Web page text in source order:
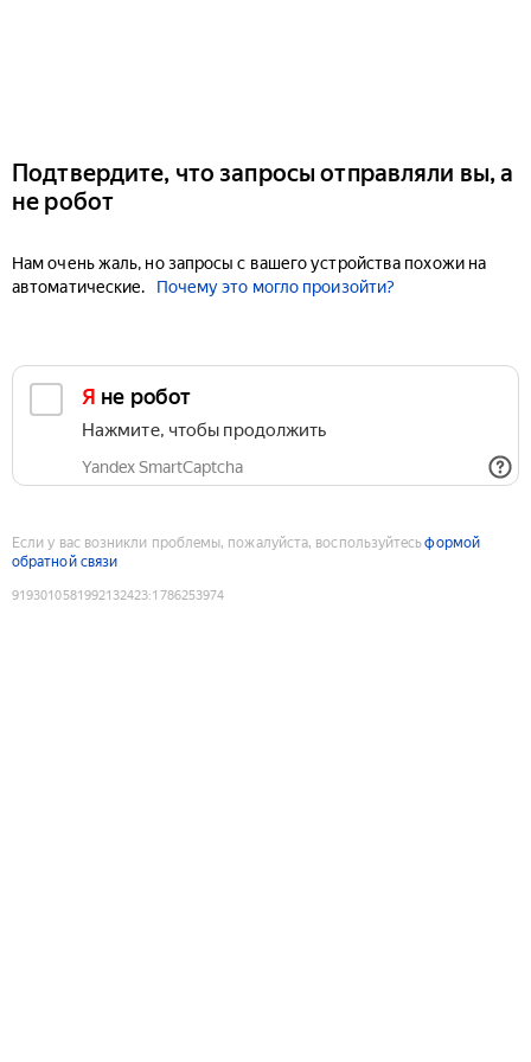
Подтвердите, что запросы отправляли вы, а
не робот
Нам очень жаль, но запросы с вашего устройства похожи на
автоматические.
Почему это могло произойти?
Я не робот
Нажмите, чтобы продолжить
Yandex SmartCaptcha
Если у вас возникли проблемы, пожалуйста, воспользуйтесьформой
обратной связи
9193010581992132423:1786253974